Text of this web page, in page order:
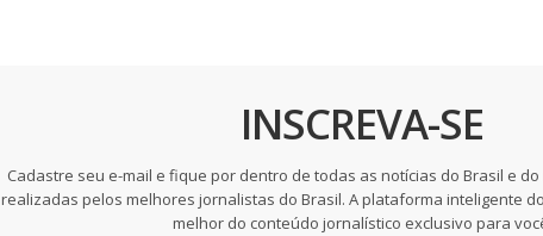
INSCREVA-SE
Cadastre seu e-mail e fique por dentro de todas as notícias do Brasil e
realizadas pelos melhores jornalistas do Brasil. A plataforma inteligente
melhor do conteúdo jornalístico exclusivo para